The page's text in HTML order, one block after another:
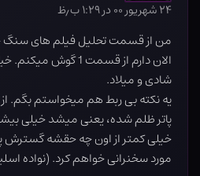
۲۴ شهریور ۰۰ در ۱:۲۹ ب٫ظ
من از قسمت تحلیل فیلم های سنگ
الان دارم از قسمت 1
شادی و میلاد.
یه نکته بی ربط هم میخواستم بگم.
پاتر ظلم شده، یعنی میشد خیلی
خیلی کمتر از اون چه حقشه گسترش
مورد سخنرانی خواهم کرد. (نواده